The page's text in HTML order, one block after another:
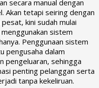
secara manual dengan
Akan tetapi seiring dengan
kini sudah mulai
sistem
Penggunaan sistem
pengusaha dalam
pengeluaran, sehingga
penting pelanggan serta
tanpa kekeliruan.